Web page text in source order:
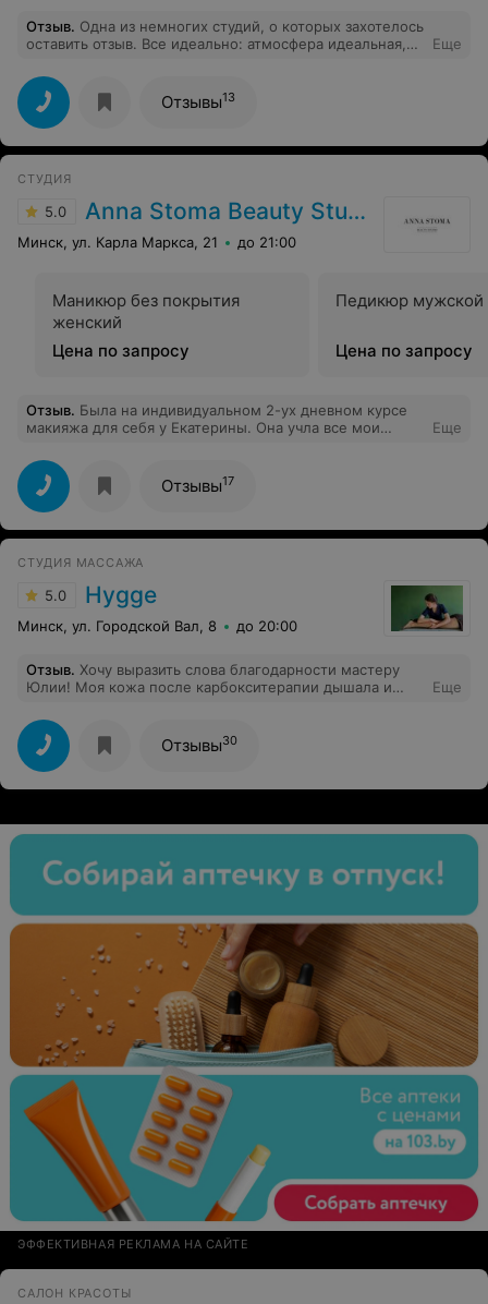
Отзыв. Одна из немногих студий, о которых захотелось
оставить отзыв. Все идеально: атмосфера идеальная,
все это по оптимальной стоимости. Безумно рада, что
нашла эту студию)
Еще
Отзывы13
СТУДИЯ
5.0 Anna Stoma Beauty Studio
Минск, ул. Карла Маркса, 21 до 21:00
Маникюр без покрытия
женский
Цена по запросу
Педикюр мужской
Цена по запросу
Отзыв. Была на индивидуальном 2-ух дневном курсе
макияжа для себя у Екатерины. Она учла все мои
ей за проведённый курс, я осталась им довольна!!!
Еще
Отзывы17
СТУДИЯ МАССАЖА
5.0 Hygge
Минск, ул. Городской Вал, 8 до 20:00
Отзыв. Хочу выразить слова благодарности мастеру
Юлии! Моя кожа после карбокситерапии дышала и
Отдельное спасибо за детальную консультацию по
уходу за кожей: получила ответы на все вопросы и
даже больше!) Однозначно буду рекомендовать Юлию
и саму студию массажа всем знакомым!
Еще
Отзывы30
ЭФФЕКТИВНАЯ РЕКЛАМА НА САЙТЕ
САЛОН КРАСОТЫ